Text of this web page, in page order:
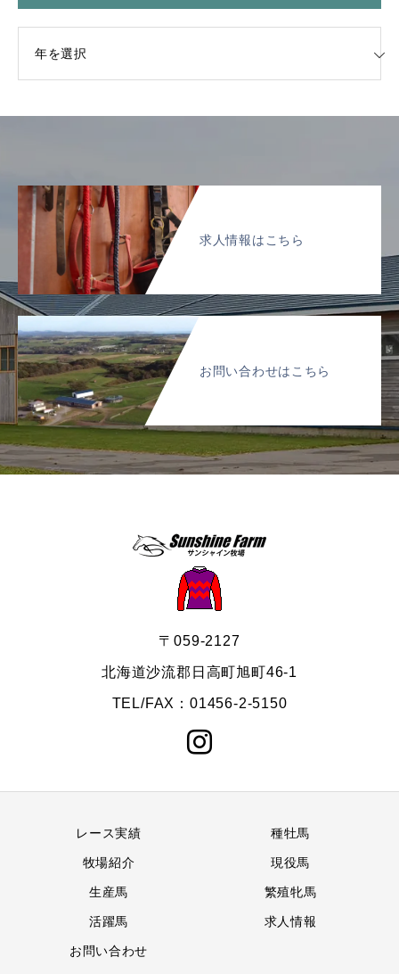
求人情報はこちら
お問い合わせはこちら
〒059-2127
北海道沙流郡日高町旭町46-1
TEL/FAX：01456-2-5150
レース実績 種牡馬
牧場紹介 現役馬
生産馬 繁殖牝馬
活躍馬 求人情報
お問い合わせ